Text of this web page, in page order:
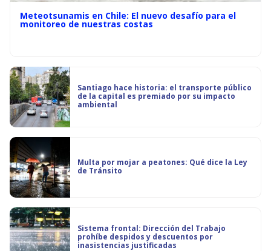
Meteotsunamis en Chile: El nuevo desafío para el
monitoreo de nuestras costas
Santiago hace historia: el transporte público
de la capital es premiado por su impacto
ambiental
Multa por mojar a peatones: Qué dice la Ley
de Tránsito
Sistema frontal: Dirección del Trabajo
prohíbe despidos y descuentos por
inasistencias justificadas